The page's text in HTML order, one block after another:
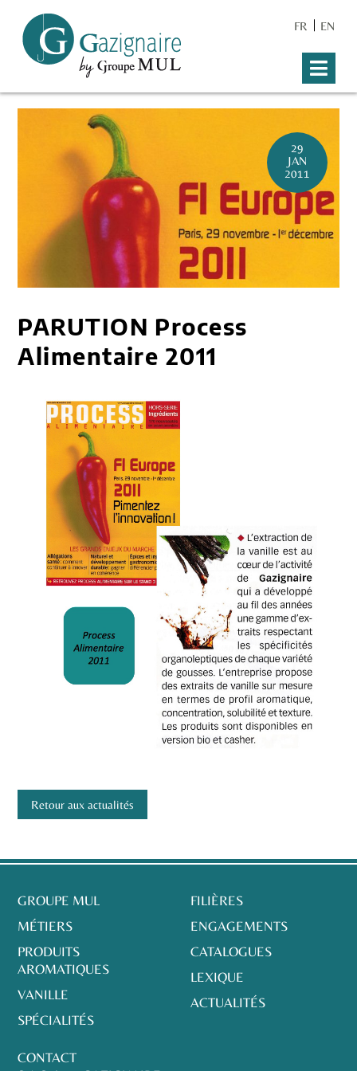
FR EN
29
JAN
2011
PARUTION Process
Alimentaire 2011
Retour aux actualités
GROUPE MUL
MÉTIERS
PRODUITS
AROMATIQUES
VANILLE
SPÉCIALITÉS
FILIÈRES
ENGAGEMENTS
CATALOGUES
LEXIQUE
ACTUALITÉS
CONTACT